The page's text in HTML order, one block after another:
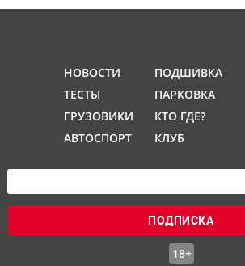
НОВОСТИ
ТЕСТЫ
ГРУЗОВИКИ
АВТОСПОРТ
ПОДШИВКА
ПАРКОВКА
КТО ГДЕ?
КЛУБ
ПОДПИСКА
18+